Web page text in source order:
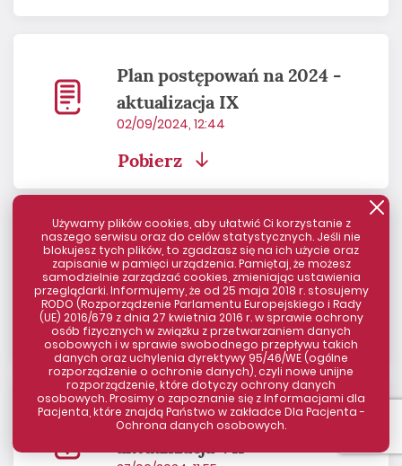
Plan postępowań na 2024 -
aktualizacja IX
02/09/2024, 12:44
Pobierz
Plan postępowań na 2024 -
aktualizacja VIII
29/07/2024, 12:24
Pobierz
Plan postępowań na 2024 -
Używamy plików cookies, aby ułatwić Ci korzystanie z
naszego serwisu oraz do celów statystycznych. Jeśli nie
blokujesz tych plików, to zgadzasz się na ich użycie oraz
zapisanie w pamięci urządzenia. Pamiętaj, że możesz
samodzielnie zarządzać cookies, zmieniając ustawienia
przeglądarki. Informujemy, że od 25 maja 2018 r. stosujemy
RODO (Rozporządzenie Parlamentu Europejskiego i Rady
(UE) 2016/679 z dnia 27 kwietnia 2016 r. w sprawie ochrony
osób fizycznych w związku z przetwarzaniem danych
osobowych i w sprawie swobodnego przepływu takich
danych oraz uchylenia dyrektywy 95/46/WE (ogólne
rozporządzenie o ochronie danych), czyli nowe unijne
rozporządzenie, które dotyczy ochrony danych
osobowych. Prosimy o zapoznanie się z Informacjami dla
Pacjenta, które znajdą Państwo w zakładce Dla Pacjenta -
Ochrona danych osobowych.
Zamknij komunikat